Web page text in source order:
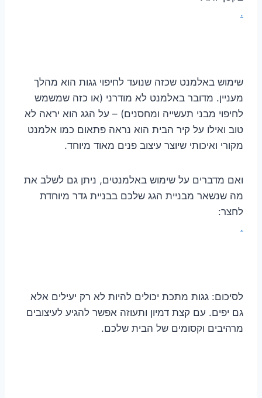
.
שימוש באלמנט שכזה שנועד לחיפוי גגות הוא מהלך
מעניין. מדובר באלמנט לא מודרני (או כזה שמשמש
לחיפוי מבני תעשייה ומחסנים) – על הגג הוא יראה לא
טוב ואילו על קיר הבית הוא נראה פתאום כמו אלמנט
מקורי ואיכותי שיוצר עיצוב פנים מאוד מיוחד.
ואם מדברים על שימוש באלמנטים, ניתן גם לשלב את
מה שנשאר מבניית הגג שלכם בבניית גדר מיוחדת
לחצר:
.
לסיכום: גגות מתכת יכולים להיות לא רק יעילים אלא
גם יפים. עם קצת דמיון ותעוזה אפשר להגיע לעיצובים
מרהיבים וקסומים של הבית שלכם.